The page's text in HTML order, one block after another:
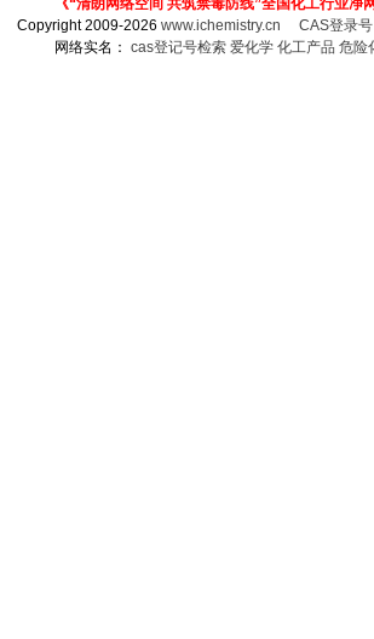
《“清朗网络空间 共筑禁毒防线”全国化工行业净
Copyright 2009-2026www.ichemistry.cn
CAS登录
网络实名： cas登记号检索 爱化学 化工产品 危险